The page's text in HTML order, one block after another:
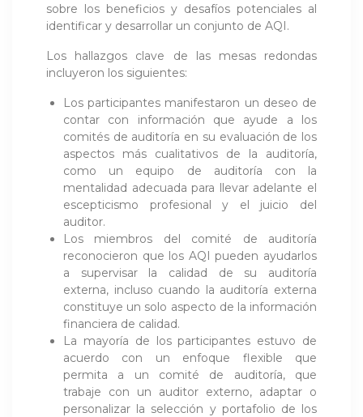
sobre los beneficios y desafíos potenciales al
identificar y desarrollar un conjunto de AQI.
Los hallazgos clave de las mesas redondas
incluyeron los siguientes:
Los participantes manifestaron un deseo de
contar con información que ayude a los
comités de auditoría en su evaluación de los
aspectos más cualitativos de la auditoría,
como un equipo de auditoría con la
mentalidad adecuada para llevar adelante el
escepticismo profesional y el juicio del
auditor.
Los miembros del comité de auditoría
reconocieron que los AQI pueden ayudarlos
a supervisar la calidad de su auditoría
externa, incluso cuando la auditoría externa
constituye un solo aspecto de la información
financiera de calidad.
La mayoría de los participantes estuvo de
acuerdo con un enfoque flexible que
permita a un comité de auditoría, que
trabaje con un auditor externo, adaptar o
personalizar la selección y portafolio de los